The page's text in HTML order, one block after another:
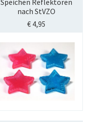
nach StVZO
€4,95